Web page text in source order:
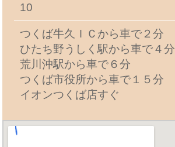
10
つくば牛久ＩＣから車で２分
ひたち野うしく駅から車で４分
荒川沖駅から車で６分
つくば市役所から車で１５分
イオンつくば店すぐ